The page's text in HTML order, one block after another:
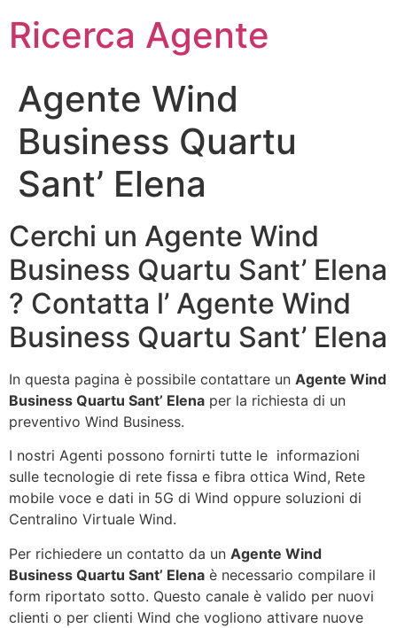
Ricerca Agente
Agente Wind
Business Quartu
Sant’ Elena
Cerchi un Agente Wind
Business Quartu Sant’ Elena
? Contatta l’ Agente Wind
Business Quartu Sant’ Elena
In questa pagina è possibile contattare un Agente Wind
Business Quartu Sant’ Elena per la richiesta di un
preventivo Wind Business.
I nostri Agenti possono fornirti tutte le informazioni
sulle tecnologie di rete fissa e fibra ottica Wind, Rete
mobile voce e dati in 5G di Wind oppure soluzioni di
Centralino Virtuale Wind.
Per richiedere un contatto da un Agente Wind
Business Quartu Sant’ Elena è necessario compilare il
form riportato sotto. Questo canale è valido per nuovi
clienti o per clienti Wind che vogliono attivare nuove